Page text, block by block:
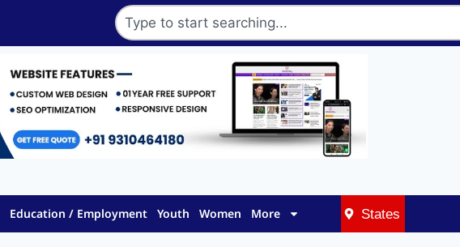
Education / Employment Youth Women More States